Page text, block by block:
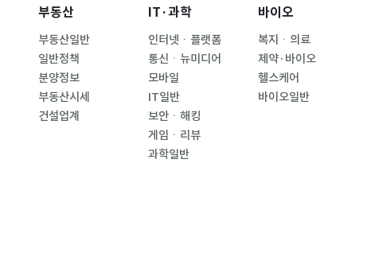
부동산
부동산일반
일반정책
분양정보
부동산시세
건설업계
IT·과학
인터넷ㆍ플랫폼
통신ㆍ뉴미디어
모바일
IT일반
보안ㆍ해킹
게임ㆍ리뷰
과학일반
바이오
복지ㆍ의료
제약·바이오
헬스케어
바이오일반